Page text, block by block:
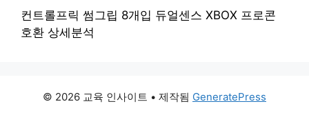
컨트롤프릭 썸그립 8개입 듀얼센스 XBOX 프로콘
호환 상세분석
© 2026 교육 인사이트 • 제작됨 GeneratePress